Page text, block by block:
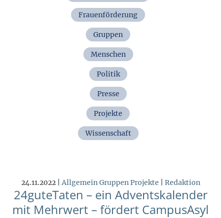
Frauenförderung
Gruppen
Menschen
Politik
Presse
Projekte
Wissenschaft
24.11.2022 |AllgemeinGruppenProjekte Redaktion
24guteTaten – ein Adventskalender
mit Mehrwert – fördert CampusAsyl